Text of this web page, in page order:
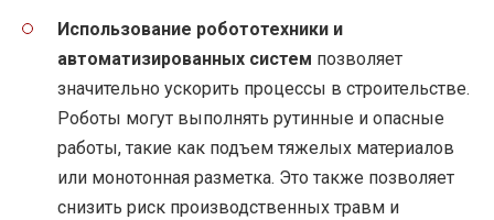
Использование робототехники и
автоматизированных систем позволяет
значительно ускорить процессы в строительстве.
Роботы могут выполнять рутинные и опасные
работы, такие как подъем тяжелых материалов
или монотонная разметка. Это также позволяет
снизить риск производственных травм и